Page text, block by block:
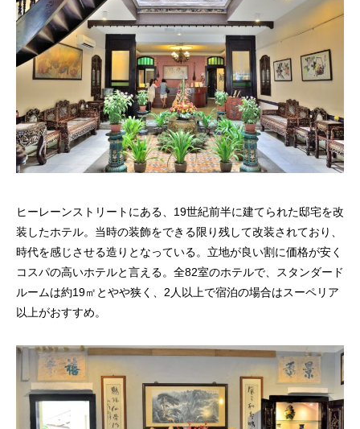
ヒーレーンストリートにある、19世紀前半に建てられた邸宅を改
装したホテル。当時の装飾をできる限り残して改装されており、
時代を感じさせる造りとなっている。立地が良い割に価格が安く
コスパの高いホテルと言える。全82室のホテルで、スタンダード
ルームは約19㎡とやや狭く、2人以上で宿泊の場合はスーペリア
以上がおすすめ。